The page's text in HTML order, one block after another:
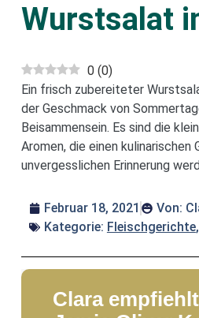
Wurstsalat
0 (0)
Ein frisch zubereiteter
der Geschmack von
Beisammensein. Es sind die
Aromen, die einen kulinarischen
unvergesslichen Erinnerung
Februar 18, 2021 Von:
Kategorie: Fleischgerichte,
Clara